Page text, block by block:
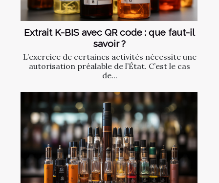
Extrait K-BIS avec QR code : que faut-il
savoir ?
L’exercice de certaines activités nécessite une
autorisation préalable de l’État. C’est le cas
de...